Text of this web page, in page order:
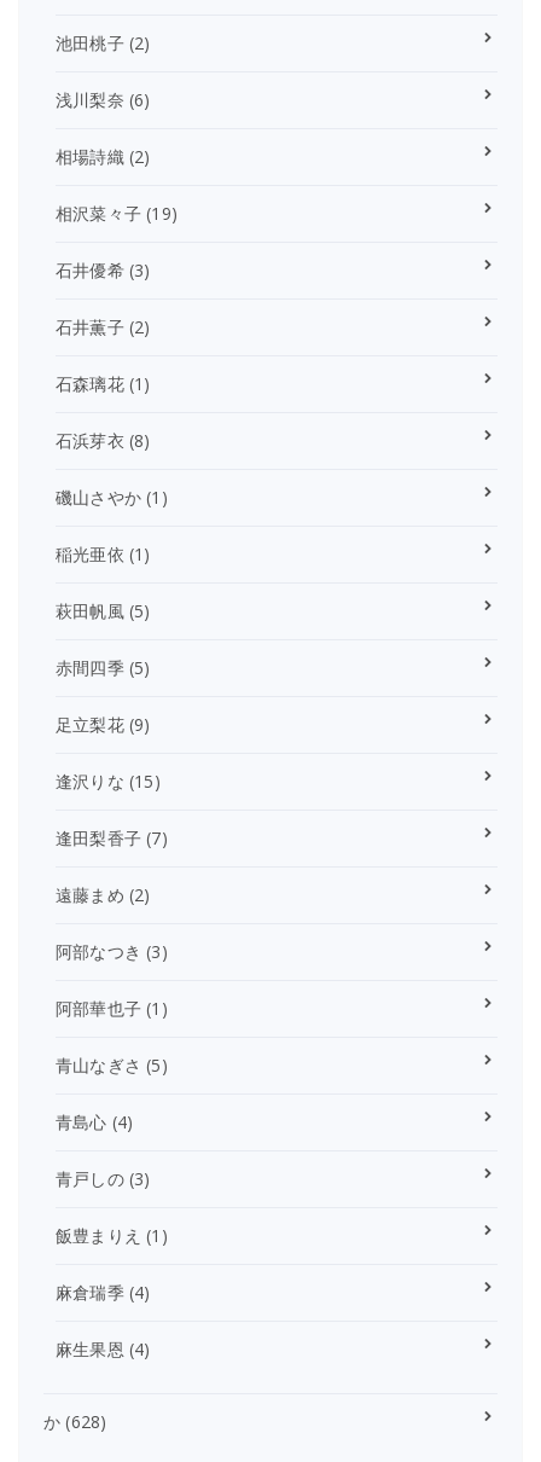
池田桃子(2)
浅川梨奈 (6)
相場詩織(2)
相沢菜々子 (19)
石井優希(3)
石井薫子(2)
石森璃花(1)
石浜芽衣 (8)
磯山さやか (1)
稲光亜依 (1)
萩田帆風(5)
赤間四季(5)
足立梨花(9)
逢沢りな (15)
逢田梨香子 (7)
遠藤まめ (2)
阿部なつき (3)
阿部華也子 (1)
青山なぎさ (5)
青島心 (4)
青戸しの(3)
飯豊まりえ (1)
麻倉瑞季(4)
麻生果恩 (4)
か (628)